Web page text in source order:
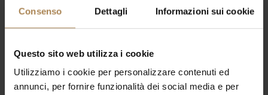
Consenso Dettagli Informazioni sui cookie
Questo sito web utilizza i cookie
Utilizziamo i cookie per personalizzare contenuti ed
annunci, per fornire funzionalità dei social media e per